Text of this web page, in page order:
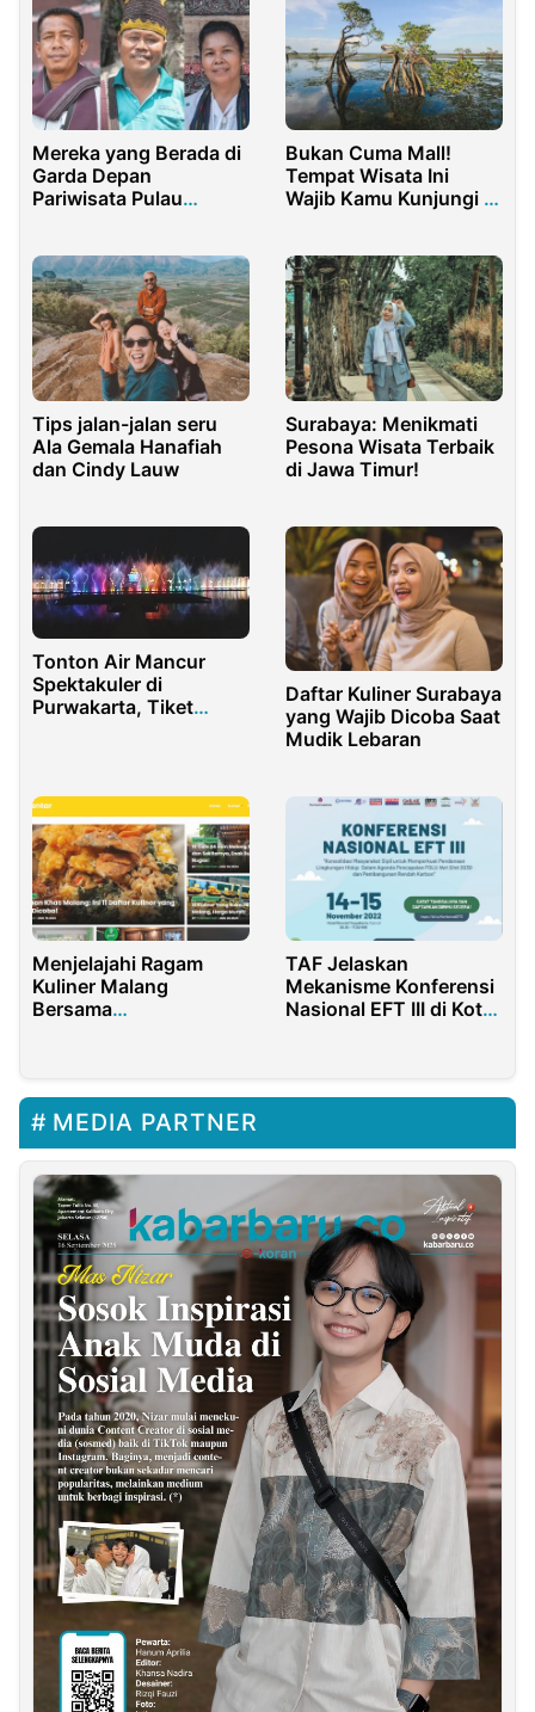
Mereka yang Berada di
Garda Depan
Pariwisata Pulau
Bukan Cuma Mall!
Tempat Wisata Ini
Wajib Kamu Kunjungi di
Tips jalan-jalan seru
Ala Gemala Hanafiah
dan Cindy Lauw
Surabaya: Menikmati
Pesona Wisata Terbaik
di Jawa Timur!
Tonton Air Mancur
Spektakuler di
Purwakarta, Tiket
Daftar Kuliner Surabaya
yang Wajib Dicoba Saat
Mudik Lebaran
Menjelajahi Ragam
Kuliner Malang
Bersama
TAF Jelaskan
Mekanisme Konferensi
Nasional EFT III di Kota
MEDIA PARTNER